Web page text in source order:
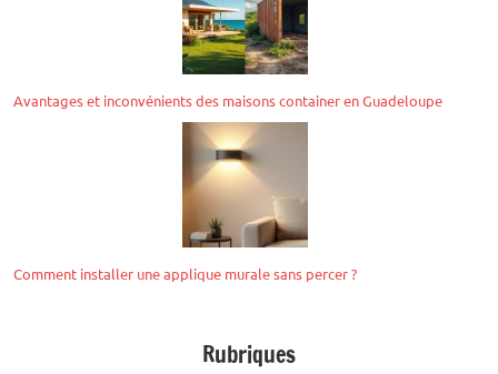
Avantages et inconvénients des maisons container en Guadeloupe
Comment installer une applique murale sans percer ?
Rubriques